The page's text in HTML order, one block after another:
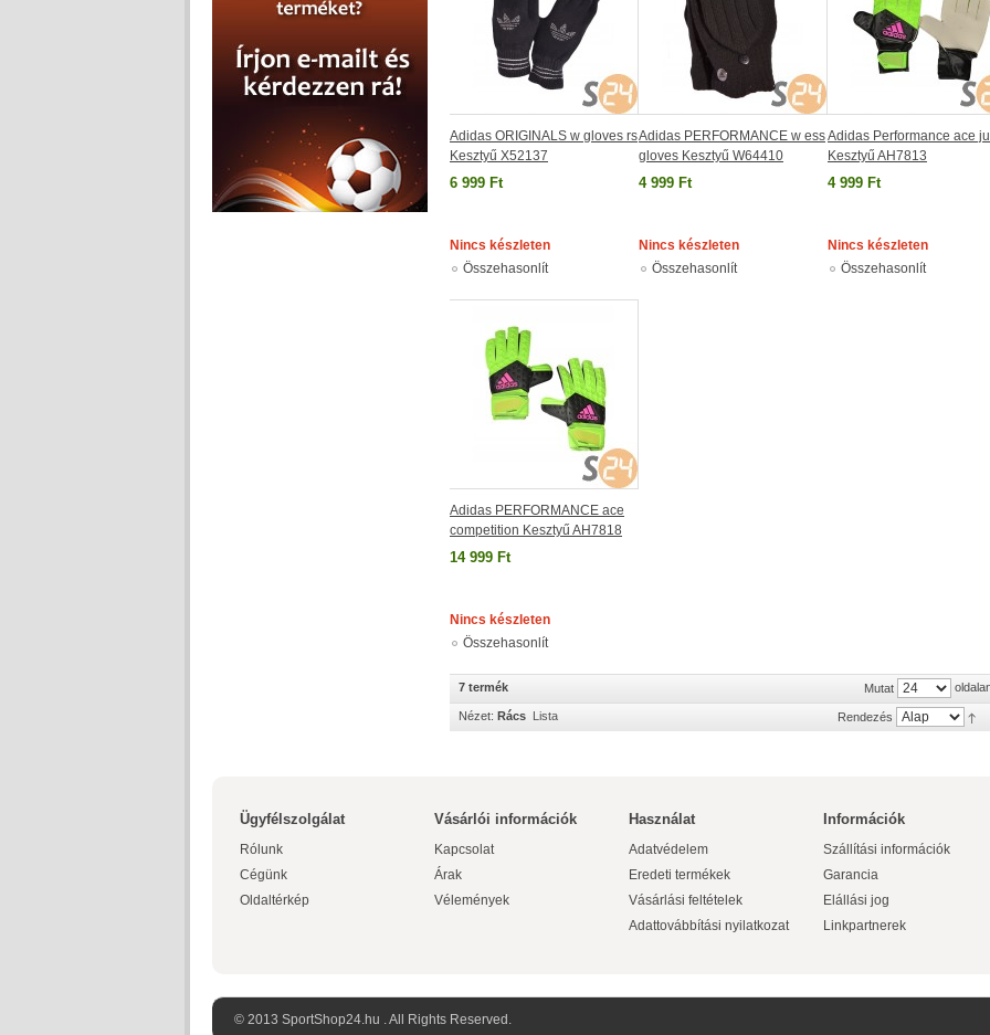
Adidas ORIGINALS w gloves rs
Kesztyű X52137
6 999 Ft
Nincs készleten
Összehasonlít
Adidas PERFORMANCE w ess
gloves Kesztyű W64410
4 999 Ft
Nincs készleten
Összehasonlít
Adidas Performance ace
Kesztyű AH7813
4 999 Ft
Nincs készleten
Összehasonlít
Adidas PERFORMANCE ace
competition Kesztyű AH7818
14 999 Ft
Nincs készleten
Összehasonlít
7 termék Mutat
Nézet: Rács Lista Rendezés
Ügyfélszolgálat
Rólunk
Cégünk
Oldaltérkép
Vásárlói információk
Kapcsolat
Árak
Vélemények
Használat
Adatvédelem
Eredeti termékek
Vásárlási feltételek
Adattovábbítási nyilatkozat
Információk
Szállítási információk
Garancia
Elállási jog
Linkpartnerek
© 2013 SportShop24.hu . All Rights Reserved.